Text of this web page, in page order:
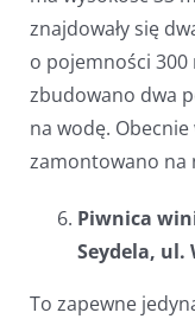
znajdowały się
o pojemności 300
zbudowano dwa
na wodę. Obecnie
zamontowano na
Piwnica
Seydela, ul.
To zapewne